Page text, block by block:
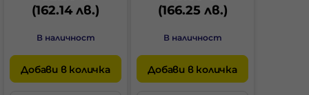
(162.14 лв.)
В наличност
Добави в количка
(166.25 лв.)
В наличност
Добави в количка